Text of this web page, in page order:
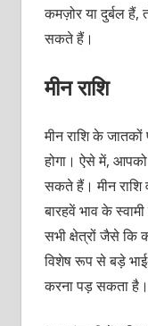
कमज़ोर या दुर्बल हैं,
सकते हैं।
मीन राशि
मीन राशि के
होगा। ऐसे में,
सकते हैं। मीन राशि
बारहवें भाव के
सभी क्षेत्रों जैसे कि
विशेष रूप से बड़े
करना पड़ सकता है।